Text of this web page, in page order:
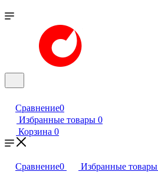
Сравнение0
Избранные товары 0
Корзина 0
Сравнение0 Избранные товары